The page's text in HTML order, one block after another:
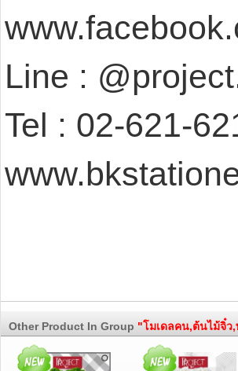
Line :
Tel : 02-621-
Other Product In Group "โมเดลคน,ต้นไม้จิ๋ว